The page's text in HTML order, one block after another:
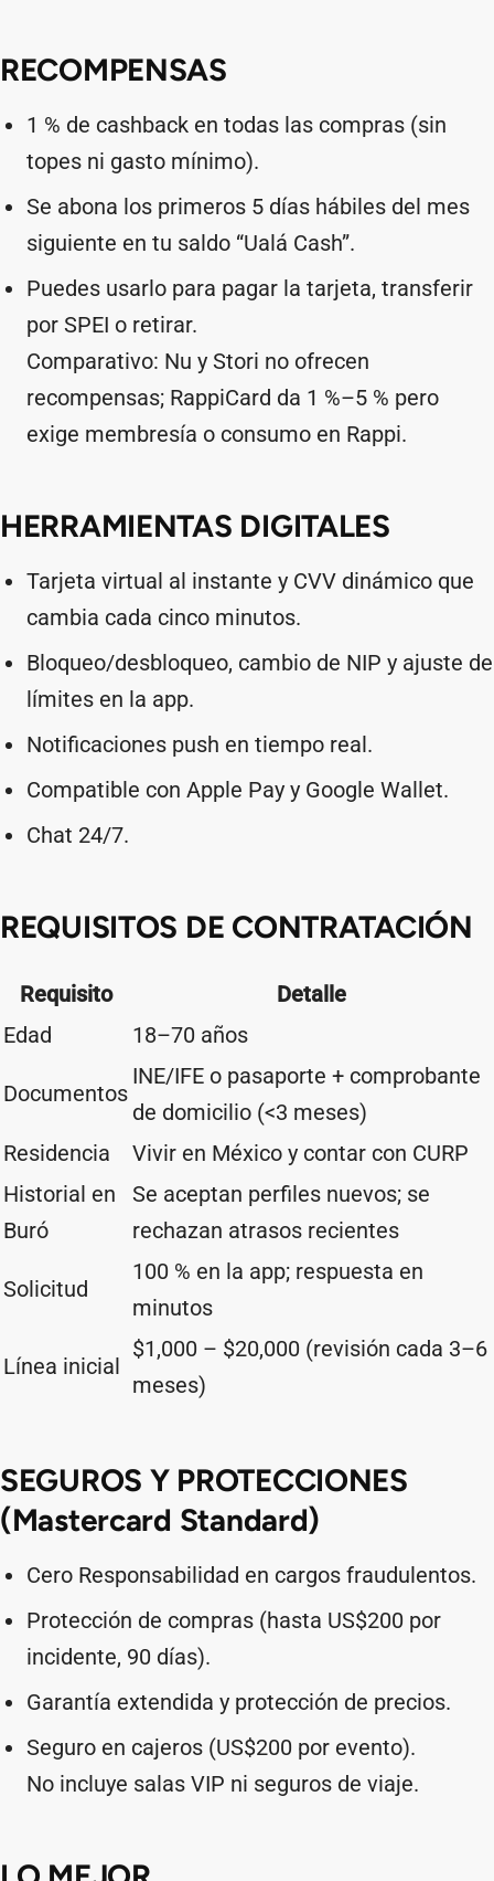
RECOMPENSAS
1 % de cashback en todas las compras (sin
topes ni gasto mínimo).
Se abona los primeros 5 días hábiles del mes
siguiente en tu saldo “Ualá Cash”.
Puedes usarlo para pagar la tarjeta, transferir
por SPEI o retirar.
Comparativo: Nu y Stori no ofrecen
recompensas; RappiCard da 1 %–5 % pero
exige membresía o consumo en Rappi.
HERRAMIENTAS DIGITALES
Tarjeta virtual al instante y CVV dinámico que
cambia cada cinco minutos.
Bloqueo/desbloqueo, cambio de NIP y ajuste de
límites en la app.
Notificaciones push en tiempo real.
Compatible con Apple Pay y Google Wallet.
Chat 24/7.
REQUISITOS DE CONTRATACIÓN
Requisito
Detalle
Edad
18–70 años
Documentos
INE/IFE o pasaporte + comprobante
de domicilio (<3 meses)
Residencia
Vivir en México y contar con CURP
Historial en
Buró
Se aceptan perfiles nuevos; se
rechazan atrasos recientes
Solicitud
100 % en la app; respuesta en
minutos
Línea inicial
$1,000 – $20,000 (revisión cada 3–6
meses)
SEGUROS Y PROTECCIONES
(Mastercard Standard)
Cero Responsabilidad en cargos fraudulentos.
Protección de compras (hasta US$200 por
incidente, 90 días).
Garantía extendida y protección de precios.
Seguro en cajeros (US$200 por evento).
No incluye salas VIP ni seguros de viaje.